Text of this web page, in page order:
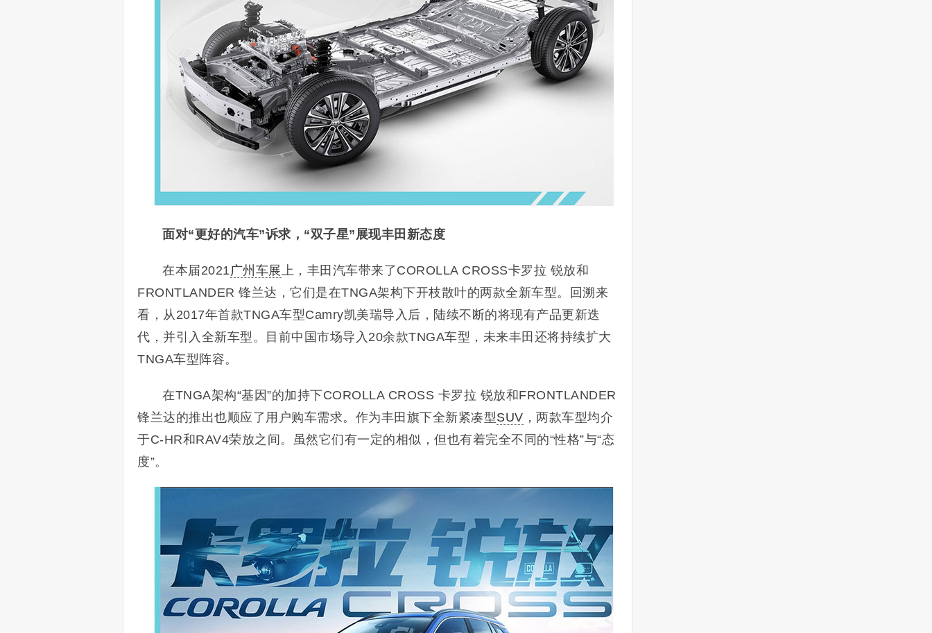
面对“更好的汽车”诉求，“双子星”展现丰田新态度
在本届2021广州车展上，丰田汽车带来了COROLLA CROSS卡罗拉 锐放和
FRONTLANDER 锋兰达，它们是在TNGA架构下开枝散叶的两款全新车型。回溯来
看，从2017年首款TNGA车型Camry凯美瑞导入后，陆续不断的将现有产品更新迭
代，并引入全新车型。目前中国市场导入20余款TNGA车型，未来丰田还将持续扩大
TNGA车型阵容。
在TNGA架构“基因”的加持下COROLLA CROSS 卡罗拉 锐放和FRONTLANDER
锋兰达的推出也顺应了用户购车需求。作为丰田旗下全新紧凑型SUV ，两款车型均介
于C-HR和RAV4荣放之间。虽然它们有一定的相似，但也有着完全不同的“性格”与“态
度”。